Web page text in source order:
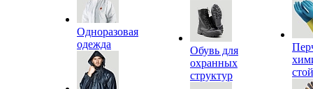
Одноразовая
одежда
Обувь для
охранных
структур